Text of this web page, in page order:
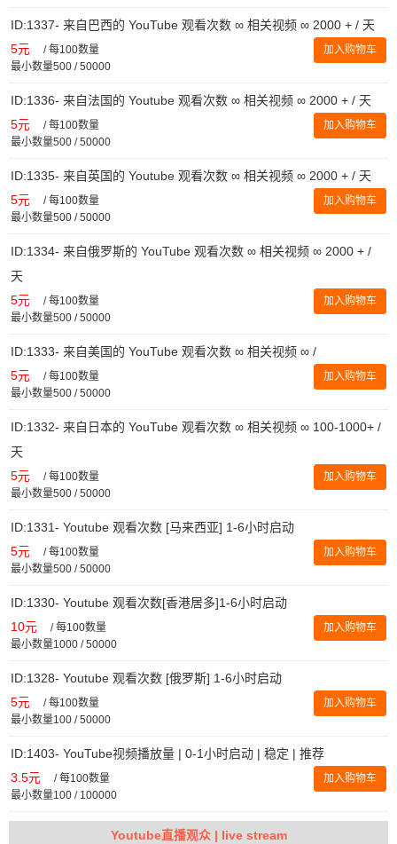
ID:1337- 来自巴西的 YouTube 观看次数 ∞ 相关视频 ∞ 2000 + / 天
5元 /每100数量
最小数量500 / 50000
加入购物车
ID:1336- 来自法国的 Youtube 观看次数 ∞ 相关视频 ∞ 2000 + / 天
5元 /每100数量
最小数量500 / 50000
加入购物车
ID:1335- 来自英国的 Youtube 观看次数 ∞ 相关视频 ∞ 2000 + / 天
5元 /每100数量
最小数量500 / 50000
加入购物车
ID:1334- 来自俄罗斯的 YouTube 观看次数 ∞ 相关视频 ∞ 2000 + /
天
5元 /每100数量
最小数量500 / 50000
加入购物车
ID:1333- 来自美国的 YouTube 观看次数 ∞ 相关视频 ∞ /
5元 /每100数量
最小数量500 / 50000
加入购物车
ID:1332- 来自日本的 YouTube 观看次数 ∞ 相关视频 ∞ 100-1000+ /
天
5元 /每100数量
最小数量500 / 50000
加入购物车
ID:1331- Youtube 观看次数 [马来西亚] 1-6小时启动
5元 /每100数量
最小数量500 / 50000
加入购物车
ID:1330- Youtube 观看次数[香港居多]1-6小时启动
10元 /每100数量
最小数量1000 / 50000
加入购物车
ID:1328- Youtube 观看次数 [俄罗斯] 1-6小时启动
5元 /每100数量
最小数量100 / 50000
加入购物车
ID:1403- YouTube视频播放量 | 0-1小时启动 | 稳定 | 推荐
3.5元 /每100数量
最小数量100 / 100000
加入购物车
Youtube直播观众 | live stream